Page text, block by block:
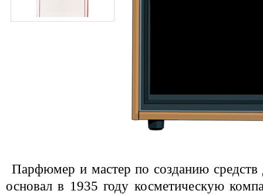
Парфюмер и мастер по созданию
основал в 1935 году косметическую